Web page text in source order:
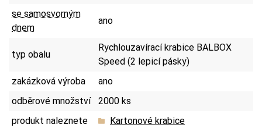
se samosvorným
dnem
ano
typ obalu
Rychlouzavírací krabice BALBOX
Speed (2 lepicí pásky)
zakázková výroba
ano
odběrové množství
2000 ks
produkt naleznete
Kartonové krabice